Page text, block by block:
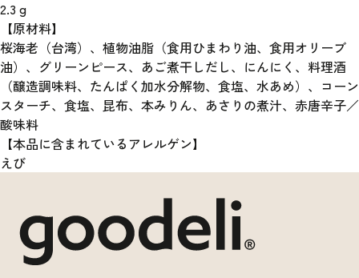
2.3 g
【原材料】
桜海老（台湾）、植物油脂（食用ひまわり油、食用オリーブ
油）、グリーンピース、あご煮干しだし、にんにく、料理酒
（醸造調味料、たんぱく加水分解物、食塩、水あめ）、コーン
スターチ、食塩、昆布、本みりん、あさりの煮汁、赤唐辛子／
酸味料
【本品に含まれているアレルゲン】
えび